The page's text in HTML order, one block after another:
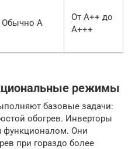
Обычно A
От A++ до
A+++
режимы
базовые задачи:
обогрев. Инверторы
Они
при гораздо более